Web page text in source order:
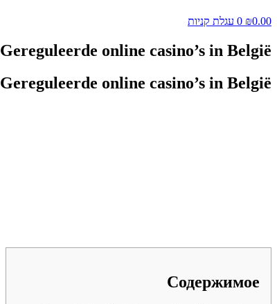
₪0.00
0 עגלת קניות
Gereguleerde online casino’s in België
Gereguleerde online casino’s in België
Содержимое